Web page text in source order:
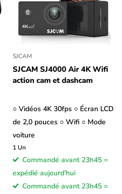
SJCAM
SJCAM SJ4000 Air 4K Wifi
action cam et dashcam
○ Vidéos 4K 30fps ○ Écran LCD
de 2,0 pouces ○ Wifi ○ Mode
voiture
1 Un
Commandé avant 23h45 =
expédié aujourd'hui
Commandé avant 23h45 =